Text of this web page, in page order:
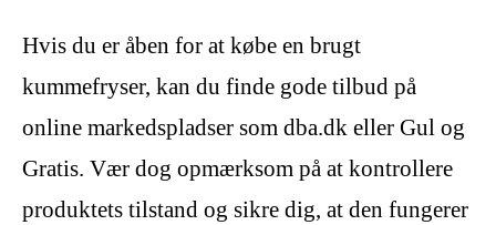
Hvis du er åben for at købe en brugt
kummefryser, kan du finde gode tilbud på
online markedspladser som dba.dk eller Gul og
Gratis. Vær dog opmærksom på at kontrollere
produktets tilstand og sikre dig, at den fungerer